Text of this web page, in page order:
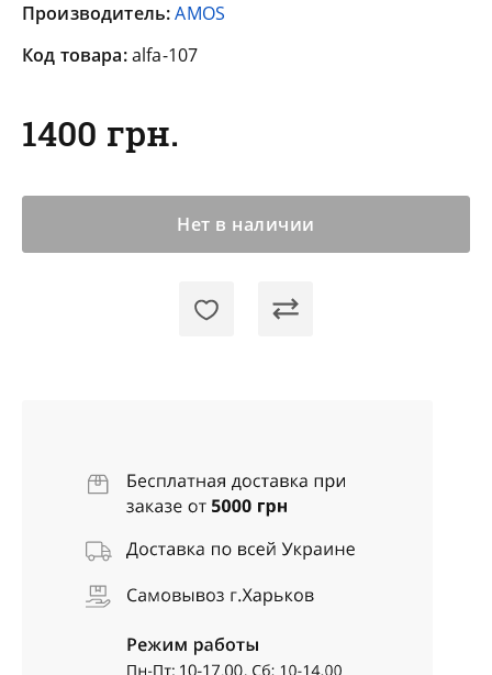
Производитель:AMOS
Код товара:alfa-107
1400 грн.
Нет в наличии